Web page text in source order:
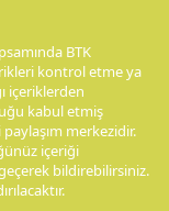
BTK
kontrol etme ya
içeriklerden
kabul etmiş
merkezidir.
içeriği
bildirebilirsiniz.